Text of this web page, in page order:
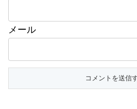
メール